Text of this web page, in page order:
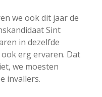
we ook dit jaar de
Sint
in dezelfde
erg ervaren. Dat
we moesten
invallers.